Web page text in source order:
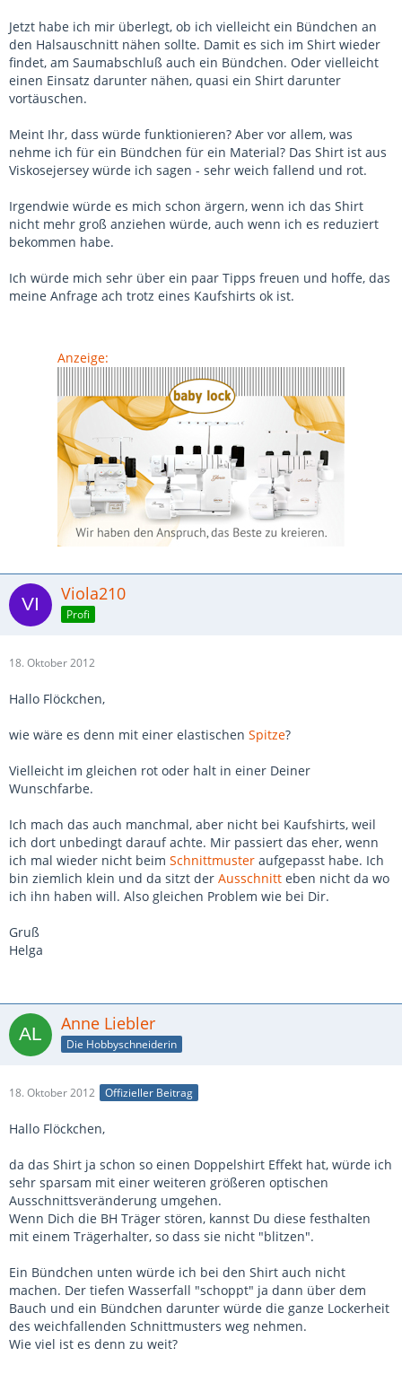
Jetzt habe ich mir überlegt, ob ich vielleicht ein Bündchen an
den Halsauschnitt nähen sollte. Damit es sich im Shirt wieder
findet, am Saumabschluß auch ein Bündchen. Oder vielleicht
einen Einsatz darunter nähen, quasi ein Shirt darunter
vortäuschen.
Meint Ihr, dass würde funktionieren? Aber vor allem, was
nehme ich für ein Bündchen für ein Material? Das Shirt ist aus
Viskosejersey würde ich sagen - sehr weich fallend und rot.
Irgendwie würde es mich schon ärgern, wenn ich das Shirt
nicht mehr groß anziehen würde, auch wenn ich es reduziert
bekommen habe.
Ich würde mich sehr über ein paar Tipps freuen und hoffe, das
meine Anfrage ach trotz eines Kaufshirts ok ist.
Anzeige:
Viola210
Profi
18. Oktober 2012
Hallo Flöckchen,
wie wäre es denn mit einer elastischen Spitze?
Vielleicht im gleichen rot oder halt in einer Deiner
Wunschfarbe.
Ich mach das auch manchmal, aber nicht bei Kaufshirts, weil
ich dort unbedingt darauf achte. Mir passiert das eher, wenn
ich mal wieder nicht beim Schnittmuster aufgepasst habe. Ich
bin ziemlich klein und da sitzt der Ausschnitt eben nicht da wo
ich ihn haben will. Also gleichen Problem wie bei Dir.
Gruß
Helga
Anne Liebler
Die Hobbyschneiderin
18. Oktober 2012 Offizieller Beitrag
Hallo Flöckchen,
da das Shirt ja schon so einen Doppelshirt Effekt hat, würde ich
sehr sparsam mit einer weiteren größeren optischen
Ausschnittsveränderung umgehen.
Wenn Dich die BH Träger stören, kannst Du diese festhalten
mit einem Trägerhalter, so dass sie nicht "blitzen".
Ein Bündchen unten würde ich bei den Shirt auch nicht
machen. Der tiefen Wasserfall "schoppt" ja dann über dem
Bauch und ein Bündchen darunter würde die ganze Lockerheit
des weichfallenden Schnittmusters weg nehmen.
Wie viel ist es denn zu weit?